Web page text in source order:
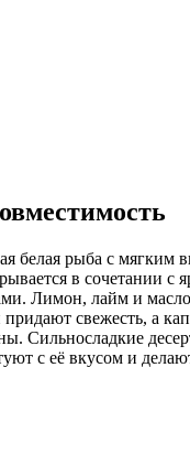
белая рыба с мягким
в сочетании с
Лимон, лайм и
придают свежесть, а
Сильносладкие
с её вкусом и